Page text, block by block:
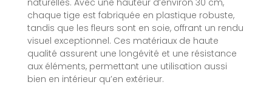
chaque tige est fabriquée en plastique robuste,
tandis que les fleurs sont en soie, offrant un rendu
visuel exceptionnel. Ces matériaux de haute
qualité assurent une longévité et une résistance
aux éléments, permettant une utilisation aussi
bien en intérieur qu’en extérieur.